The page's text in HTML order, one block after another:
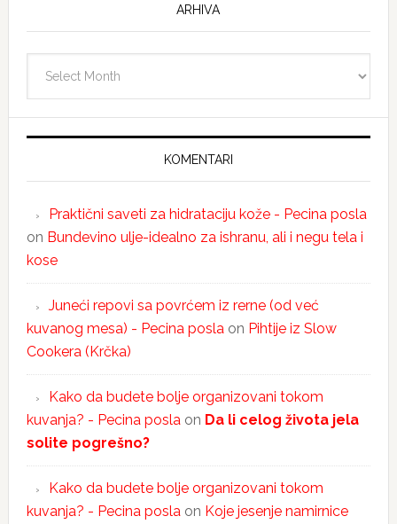
ARHIVA
KOMENTARI
Praktični saveti za hidrataciju kože - Pecina posla
on Bundevino ulje-idealno za ishranu, ali i negu tela i
kose
Juneći repovi sa povrćem iz rerne (od već
kuvanog mesa) - Pecina poslaon Pihtije iz Slow
Cookera (Krčka)
Kako da budete bolje organizovani tokom
kuvanja? - Pecina poslaon Da li celog života jela
solite pogrešno?
Kako da budete bolje organizovani tokom
kuvanja? - Pecina poslaon Koje jesenje namirnice